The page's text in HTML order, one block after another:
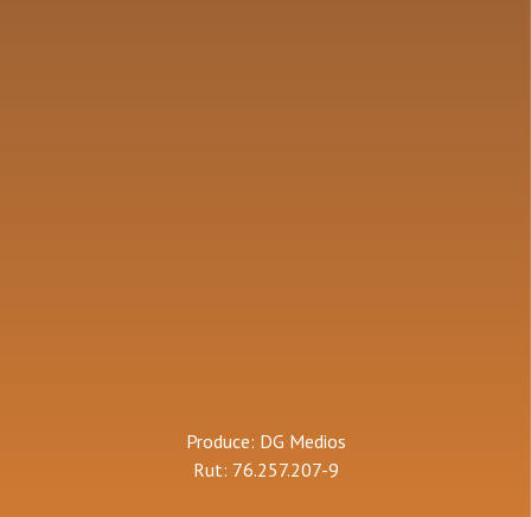
Produce: DG Medios
Rut: 76.257.207-9